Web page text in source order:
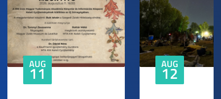
AUG
11 AUG
12